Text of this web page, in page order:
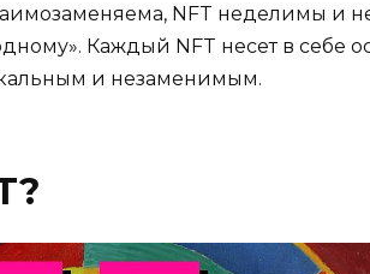
NFT неделимы и
Каждый NFT несет в себе
и незаменимым.